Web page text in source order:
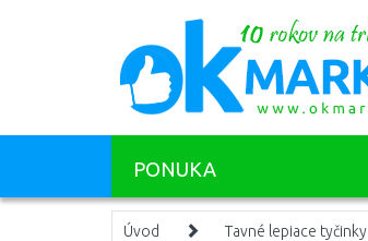
PONUKA
Úvod Tavné lepiace tyčinky